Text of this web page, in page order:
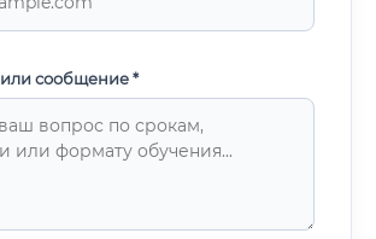
сообщение *